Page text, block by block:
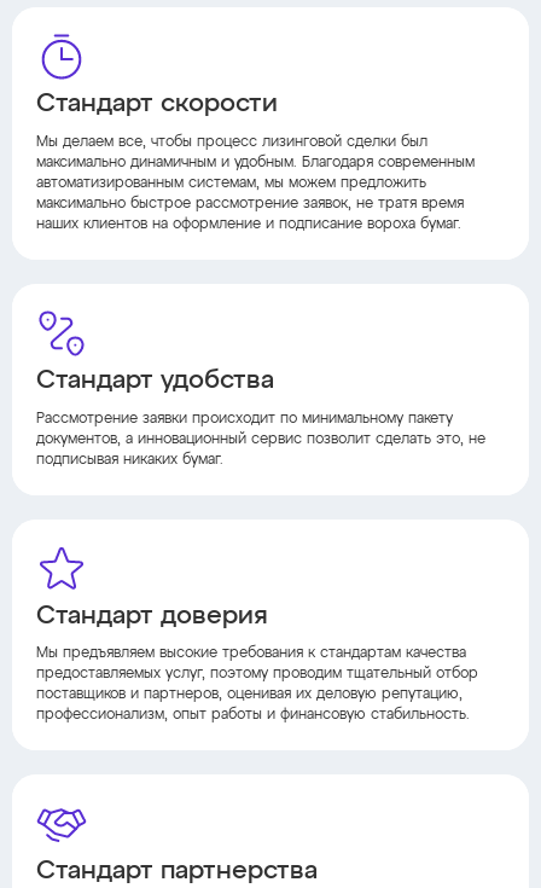
Стандарт скорости
Мы делаем все, чтобы процесс лизинговой сделки был
максимально динамичным и удобным. Благодаря современным
автоматизированным системам, мы можем предложить
максимально быстрое рассмотрение заявок, не тратя время
наших клиентов на оформление и подписание вороха бумаг.
Стандарт удобства
Рассмотрение заявки происходит по минимальному пакету
документов, а инновационный сервис позволит сделать это, не
подписывая никаких бумаг.
Стандарт доверия
Мы предъявляем высокие требования к стандартам качества
предоставляемых услуг, поэтому проводим тщательный отбор
поставщиков и партнеров, оценивая их деловую репутацию,
профессионализм, опыт работы и финансовую стабильность.
Стандарт партнерства